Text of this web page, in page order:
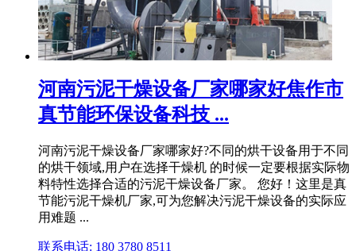
河南污泥干燥设备厂家哪家好焦作市
真节能环保设备科技 ...
河南污泥干燥设备厂家哪家好?不同的烘干设备用于不同
的烘干领域,用户在选择干燥机 的时候一定要根据实际物
料特性选择合适的污泥干燥设备厂家。 您好！这里是真
节能污泥干燥机厂家,可为您解决污泥干燥设备的实际应
用难题 ...
联系电话: 180 3780 8511